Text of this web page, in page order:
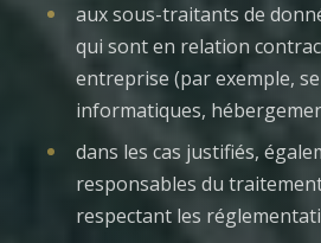
aux sous-traitants de
qui sont en relation
entreprise (par exemple,
informatiques,
dans les cas justifiés,
responsables du
respectant les